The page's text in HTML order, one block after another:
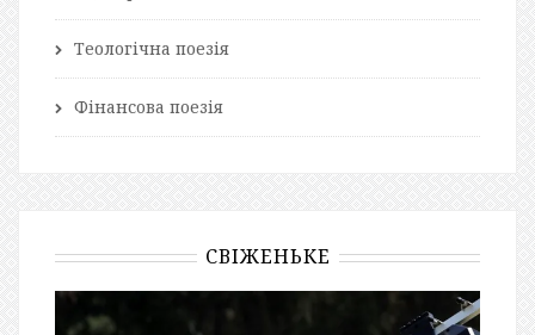
Теологічна поезія
Фінансова поезія
СВІЖЕНЬКЕ